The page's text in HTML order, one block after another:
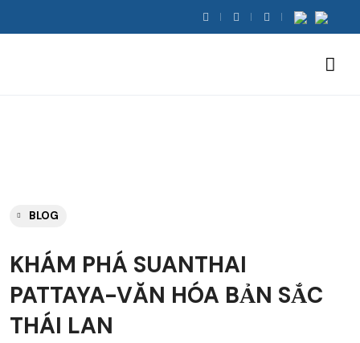
BLOG
KHÁM PHÁ SUANTHAI
PATTAYA-VĂN HÓA BẢN SẮC
THÁI LAN